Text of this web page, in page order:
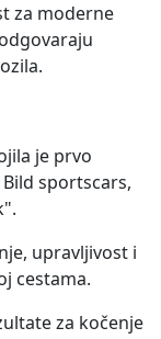
za moderne
je prvo
sportscars,
upravljivost i
cestama.
za kočenje